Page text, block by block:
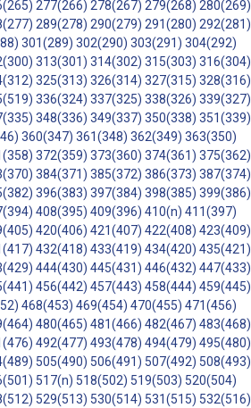
277(266) 278(267) 279(268) 280(269)
289(278) 290(279) 291(280) 292(281)
301(289) 302(290) 303(291) 304(292)
313(301) 314(302) 315(303) 316(304)
325(313) 326(314) 327(315) 328(316)
336(324) 337(325) 338(326) 339(327)
348(336) 349(337) 350(338) 351(339)
360(347) 361(348) 362(349) 363(350)
372(359) 373(360) 374(361) 375(362)
384(371) 385(372) 386(373) 387(374)
396(383) 397(384) 398(385) 399(386)
408(395) 409(396) 410(n) 411(397)
420(406) 421(407) 422(408) 423(409)
432(418) 433(419) 434(420) 435(421)
444(430) 445(431) 446(432) 447(433)
456(442) 457(443) 458(444) 459(445)
468(453) 469(454) 470(455) 471(456)
480(465) 481(466) 482(467) 483(468)
492(477) 493(478) 494(479) 495(480)
505(490) 506(491) 507(492) 508(493)
517(n) 518(502) 519(503) 520(504)
529(513) 530(514) 531(515) 532(516)